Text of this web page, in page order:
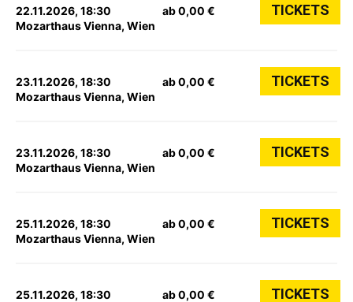
22.11.2026, 18:30
Mozarthaus Vienna, Wien
ab 0,00 € TICKETS
23.11.2026, 18:30
Mozarthaus Vienna, Wien
ab 0,00 € TICKETS
23.11.2026, 18:30
Mozarthaus Vienna, Wien
ab 0,00 € TICKETS
25.11.2026, 18:30
Mozarthaus Vienna, Wien
ab 0,00 € TICKETS
25.11.2026, 18:30 ab 0,00 € TICKETS